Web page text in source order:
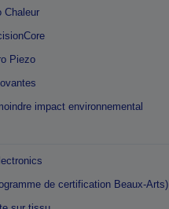
Chaleur
Piezo
impact environnemental
de certification Beaux-Arts)